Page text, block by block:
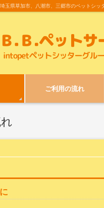
玉県草加市、八潮市、三郷市のペットシッ
ご利用の流れ